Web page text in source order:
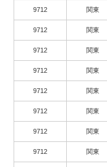
9712 関東
9712 関東
9712 関東
9712 関東
9712 関東
9712 関東
9712 関東
9712 関東